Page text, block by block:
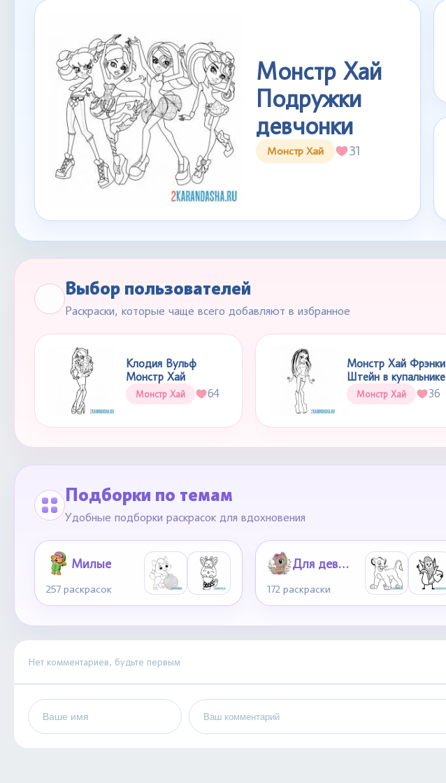
Монстр Хай
Подружки
девчонки
Монстр Хай 31
Выбор пользователей
Раскраски, которые чаще всего добавляют в избранное
Клодия Вульф
Монстр Хай
Монстр Хай 64
Монстр Хай Фрэнки
Штейн в купальнике
Монстр Хай 36
Подборки по темам
Удобные подборки раскрасок для вдохновения
Милые
257 раскрасок
Для девочек 6-7 лет
172 раскраски
Нет комментариев, будьте первым